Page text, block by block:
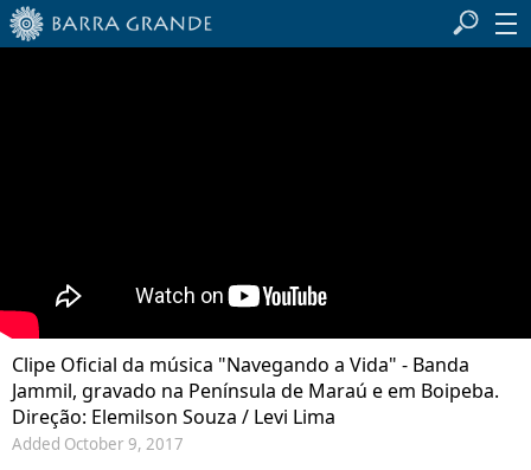
Clipe Oficial da música "Navegando a Vida" - Banda
Jammil, gravado na Península de Maraú e em Boipeba.
Direção: Elemilson Souza / Levi Lima
Added October 9, 2017